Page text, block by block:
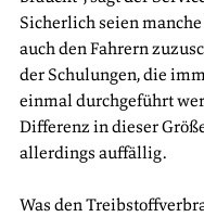
Sicherlich seien
auch den Fahrern
der Schulungen, die
einmal durchgeführt
Differenz in dieser
allerdings auffällig.
Was den